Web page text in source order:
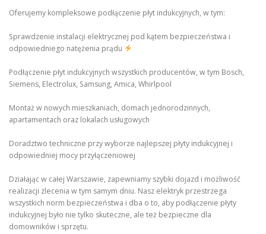
Oferujemy kompleksowe podłączenie płyt indukcyjnych, w tym:
Sprawdzenie instalacji elektrycznej pod kątem bezpieczeństwa i
odpowiedniego natężenia prądu
Podłączenie płyt indukcyjnych wszystkich producentów, w tym Bosch,
Siemens, Electrolux, Samsung, Amica, Whirlpool
Montaż w nowych mieszkaniach, domach jednorodzinnych,
apartamentach oraz lokalach usługowych
Doradztwo techniczne przy wyborze najlepszej płyty indukcyjnej i
odpowiedniej mocy przyłączeniowej
Działając w całej Warszawie, zapewniamy szybki dojazd i możliwość
realizacji zlecenia w tym samym dniu. Nasz elektryk przestrzega
wszystkich norm bezpieczeństwa i dba o to, aby podłączenie płyty
indukcyjnej było nie tylko skuteczne, ale też bezpieczne dla
domowników i sprzętu.